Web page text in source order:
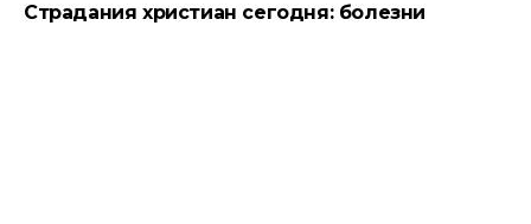
Страдания христиан сегодня: болезни